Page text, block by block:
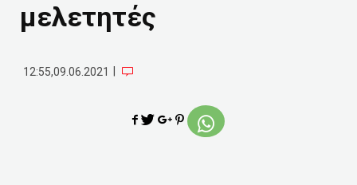
μελετητές
12:55,09.06.2021